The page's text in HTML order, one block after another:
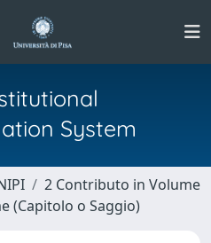
System
2 Contributo in Volume
(Capitolo o Saggio)